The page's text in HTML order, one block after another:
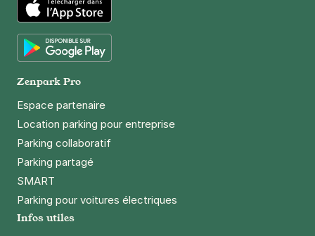
App Store
Zenpark Pro
Espace partenaire
Location parking pour entreprise
Parking collaboratif
Parking partagé
SMART
Parking pour voitures électriques
Infos utiles